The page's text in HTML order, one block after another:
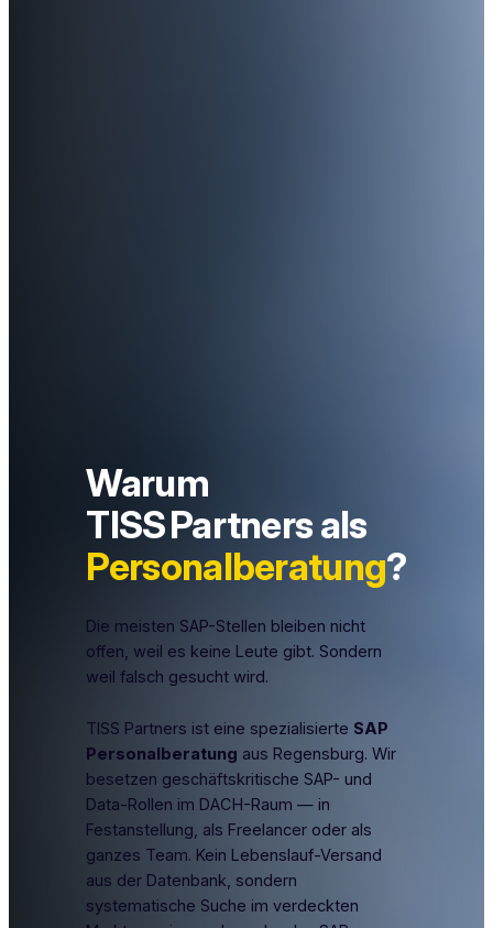
Warum
TISS Partners als
Personalberatung?
Die meisten SAP-Stellen bleiben nicht
offen, weil es keine Leute gibt. Sondern
weil falsch gesucht wird.
TISS Partners ist eine spezialisierte SAP
Personalberatung aus Regensburg. Wir
besetzen geschäftskritische SAP- und
Data-Rollen im DACH-Raum — in
Festanstellung, als Freelancer oder als
ganzes Team. Kein Lebenslauf-Versand
aus der Datenbank, sondern
systematische Suche im verdeckten